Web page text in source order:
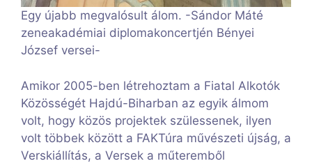
Egy újabb megvalósult álom. -Sándor Máté
zeneakadémiai diplomakoncertjén Bényei
József versei-
Amikor 2005-ben létrehoztam a Fiatal Alkotók
Közösségét Hajdú-Biharban az egyik álmom
volt, hogy közös projektek szülessenek, ilyen
volt többek között a FAKTúra művészeti újság, a
Verskiállítás, a Versek a műteremből